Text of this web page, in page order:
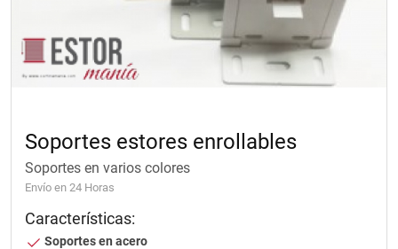
Soportes estores enrollables
Soportes en varios colores
Envío en 24 Horas
Características:
Soportes en acero